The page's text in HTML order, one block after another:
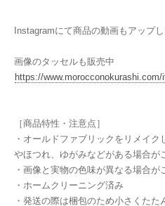
Instagramにて商品の動画もアップ
画像のタッセルも販売中
https://
［商品特性・注意点］
・オールドファブリックをリメイ
やほつれ、ゆがみなどがある場合が
・画像と実物の色味が異なる場合が
・ホームクリーニング済み
・発送の際は梱包のため小さくた